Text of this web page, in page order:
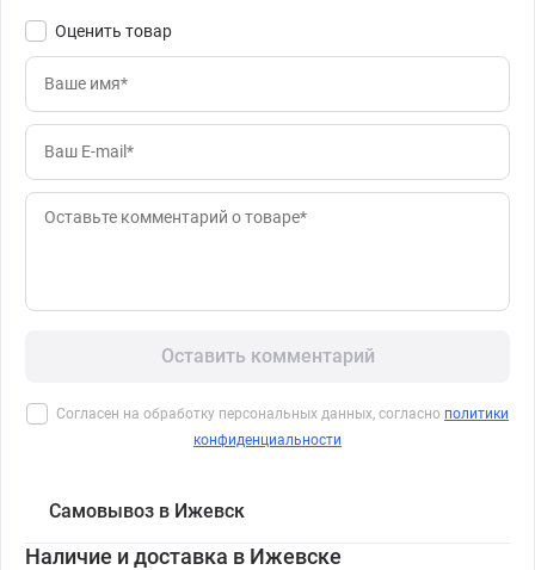
Оценить товар
Оставить комментарий
Согласен на обработку персональных данных, согласно политики
конфиденциальности
Самовывоз в Ижевск
Наличие и доставка в Ижевске